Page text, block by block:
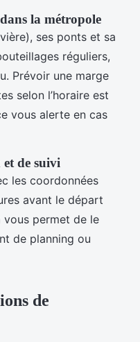
la métropole
ses ponts et sa
réguliers,
Prévoir une marge
selon l’horaire est
vous alerte en cas
de suivi
les coordonnées
avant le départ
vous permet de le
de planning ou
de